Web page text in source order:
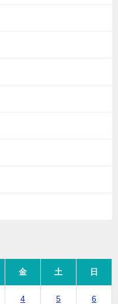
金 土 日
4 5 6